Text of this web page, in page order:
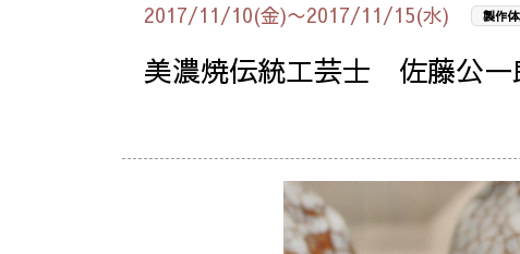
2017/11/10(金)〜2017/11/15(水) 製作
美濃焼伝統工芸士 佐藤公